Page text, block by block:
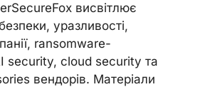
висвітлює
уразливості,
ransomware-
security, cloud security та
вендорів. Матеріали